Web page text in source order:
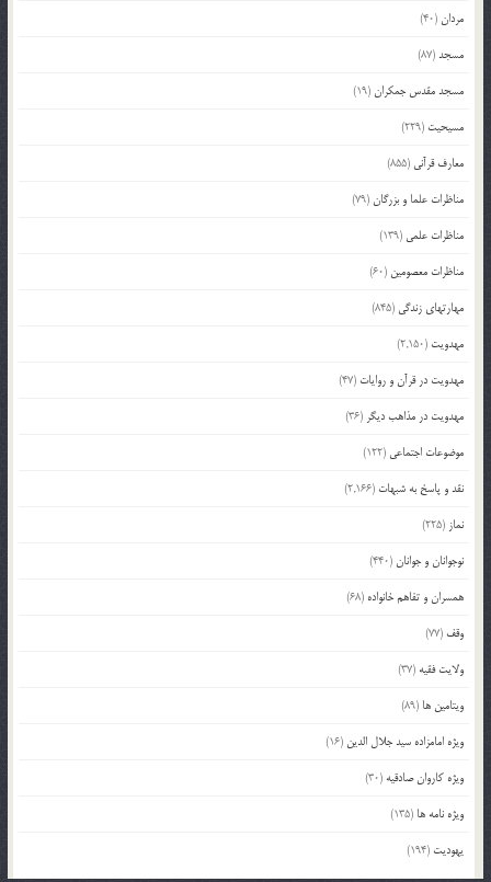
مردان(40)
مسجد(87)
مسجد مقدس جمکران(19)
مسیحیت (229)
معارف قرآنی (855)
مناظرات علما و بزرگان(79)
مناظرات علمی (139)
مناظرات معصومین (60)
مهارتهای زندگی (845)
مهدویت (2,150)
مهدویت در قرآن و روایات (47)
مهدویت در مذاهب دیگر (36)
موضوعات اجتماعی (122)
نقد و پاسخ به شبهات (2,166)
نماز (225)
نوجوانان و جوانان(440)
همسران و تفاهم خانواده (68)
وقف (77)
ولایت فقیه (37)
ویتامین ها (89)
ویژه امامزاده سید جلال الدین (16)
ویژه کاروان صادقیه (30)
ویژه نامه ها (135)
یهودیت (194)